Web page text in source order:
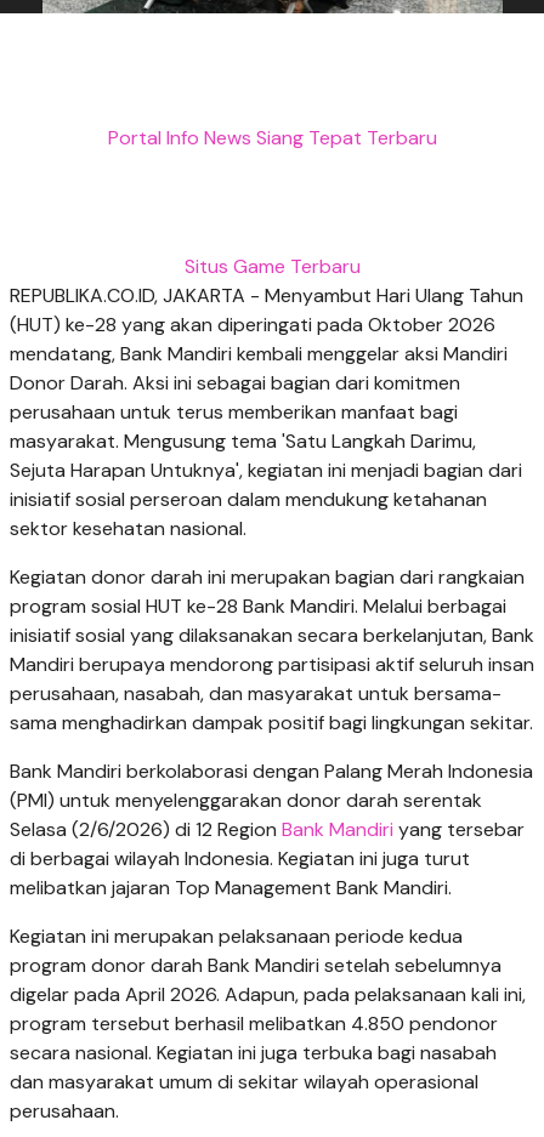
Portal Info News Siang Tepat Terbaru
Situs Game Terbaru
REPUBLIKA.CO.ID, JAKARTA - Menyambut Hari Ulang Tahun
(HUT) ke-28 yang akan diperingati pada Oktober 2026
mendatang, Bank Mandiri kembali menggelar aksi Mandiri
Donor Darah. Aksi ini sebagai bagian dari komitmen
perusahaan untuk terus memberikan manfaat bagi
masyarakat. Mengusung tema 'Satu Langkah Darimu,
Sejuta Harapan Untuknya', kegiatan ini menjadi bagian dari
inisiatif sosial perseroan dalam mendukung ketahanan
sektor kesehatan nasional.
Kegiatan donor darah ini merupakan bagian dari rangkaian
program sosial HUT ke-28 Bank Mandiri. Melalui berbagai
inisiatif sosial yang dilaksanakan secara berkelanjutan, Bank
Mandiri berupaya mendorong partisipasi aktif seluruh insan
perusahaan, nasabah, dan masyarakat untuk bersama-
sama menghadirkan dampak positif bagi lingkungan sekitar.
Bank Mandiri berkolaborasi dengan Palang Merah Indonesia
(PMI) untuk menyelenggarakan donor darah serentak
Selasa (2/6/2026) di 12 Region Bank Mandiri yang tersebar
di berbagai wilayah Indonesia. Kegiatan ini juga turut
melibatkan jajaran Top Management Bank Mandiri.
Kegiatan ini merupakan pelaksanaan periode kedua
program donor darah Bank Mandiri setelah sebelumnya
digelar pada April 2026. Adapun, pada pelaksanaan kali ini,
program tersebut berhasil melibatkan 4.850 pendonor
secara nasional. Kegiatan ini juga terbuka bagi nasabah
dan masyarakat umum di sekitar wilayah operasional
perusahaan.